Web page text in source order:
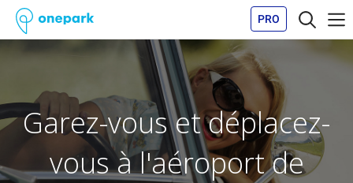
PRO
Garez-vous et déplacez-
vous à l'aéroport de